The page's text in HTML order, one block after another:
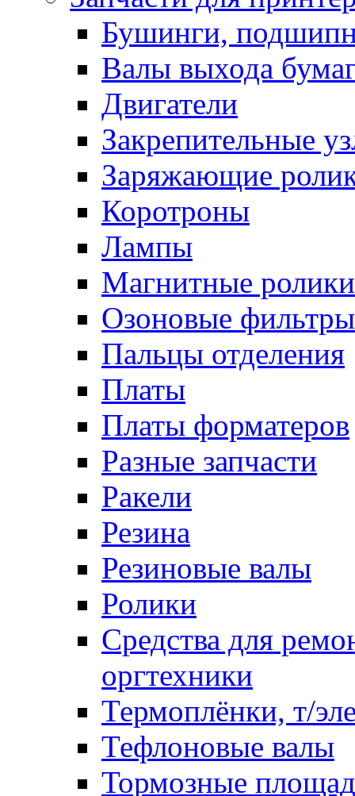
Бушинги,
Валы выхода
Двигатели
Закрепительные
Заряжающие
Коротроны
Лампы
Магнитные ролики
Озоновые фильтры
Пальцы отделения
Платы
Платы форматеров
Разные запчасти
Ракели
Резина
Резиновые валы
Ролики
Средства для
оргтехники
Термоплёнки, т/
Тефлоновые валы
Тормозные